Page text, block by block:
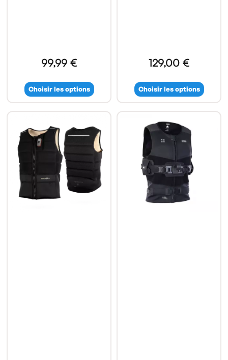
99,99 €
Choisir les options
129,00 €
Choisir les options